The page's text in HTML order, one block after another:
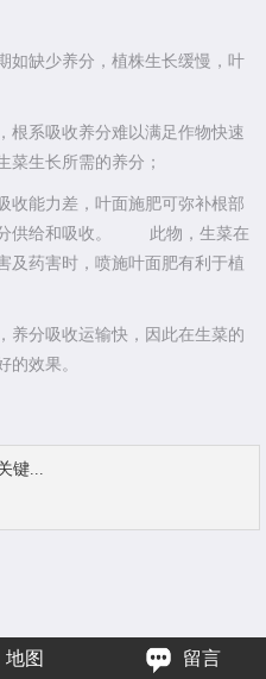
如缺少养分，植株生长缓慢，叶
根系吸收养分难以满足作物快速
菜生长所需的养分；
收能力差，叶面施肥可弥补根部
分供给和吸收。 此物，生菜在
及药害时，喷施叶面肥有利于植
养分吸收运输快，因此在生菜的
的效果。
键...
地图 留言